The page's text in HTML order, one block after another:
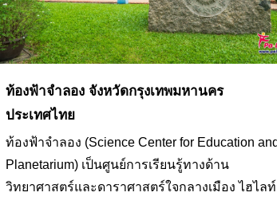
ท้องฟ้าจำลอง จังหวัดกรุงเทพมหานคร
ประเทศไทย
ท้องฟ้าจำลอง (Science Center for Education
Planetarium) เป็นศูนย์การเรียนรู้ทางด้าน
วิทยาศาสตร์และดาราศาสตร์ใจกลางเมือง ไฮไลท์